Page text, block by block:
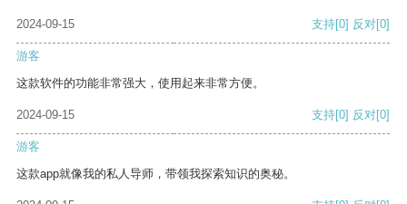
2024-09-15 支持[0] 反对[0]
游客
这款软件的功能非常强大，使用起来非常方便。
2024-09-15 支持[0] 反对[0]
游客
这款app就像我的私人导师，带领我探索知识的奥秘。